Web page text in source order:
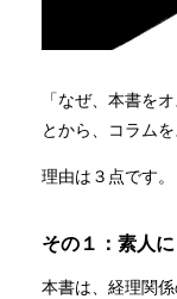
「なぜ、本書を
とから、コラム
理由は３点です。
その１：素人
本書は、経理関